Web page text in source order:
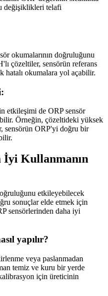
değişiklikleri telafi
okumalarının doğruluğunu
çözeltiler, sensörün referans
hatalı okumalara yol açabilir.
etkileşimi de ORP sensör
Örneğin, çözeltideki yüksek
sensörün ORP'yi doğru bir
İyi Kullanmanın
etkileyebilecek
sonuçlar elde etmek için
sensörlerinden daha iyi
yapılır?
veya paslanmadan
temiz ve kuru bir yerde
için üreticinin